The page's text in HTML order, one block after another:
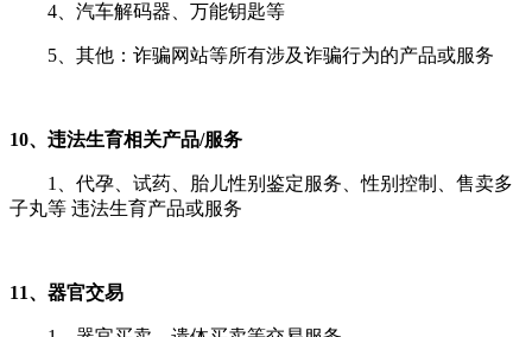
4、汽车解码器、万能钥匙等
5、其他：诈骗网站等所有涉及诈骗行为的产品或服务
10、违法生育相关产品/服务
1、 代孕、试药、胎儿性别鉴定服务、性别控制、售卖多
子丸等 违法生育产品或服务
11、器官交易